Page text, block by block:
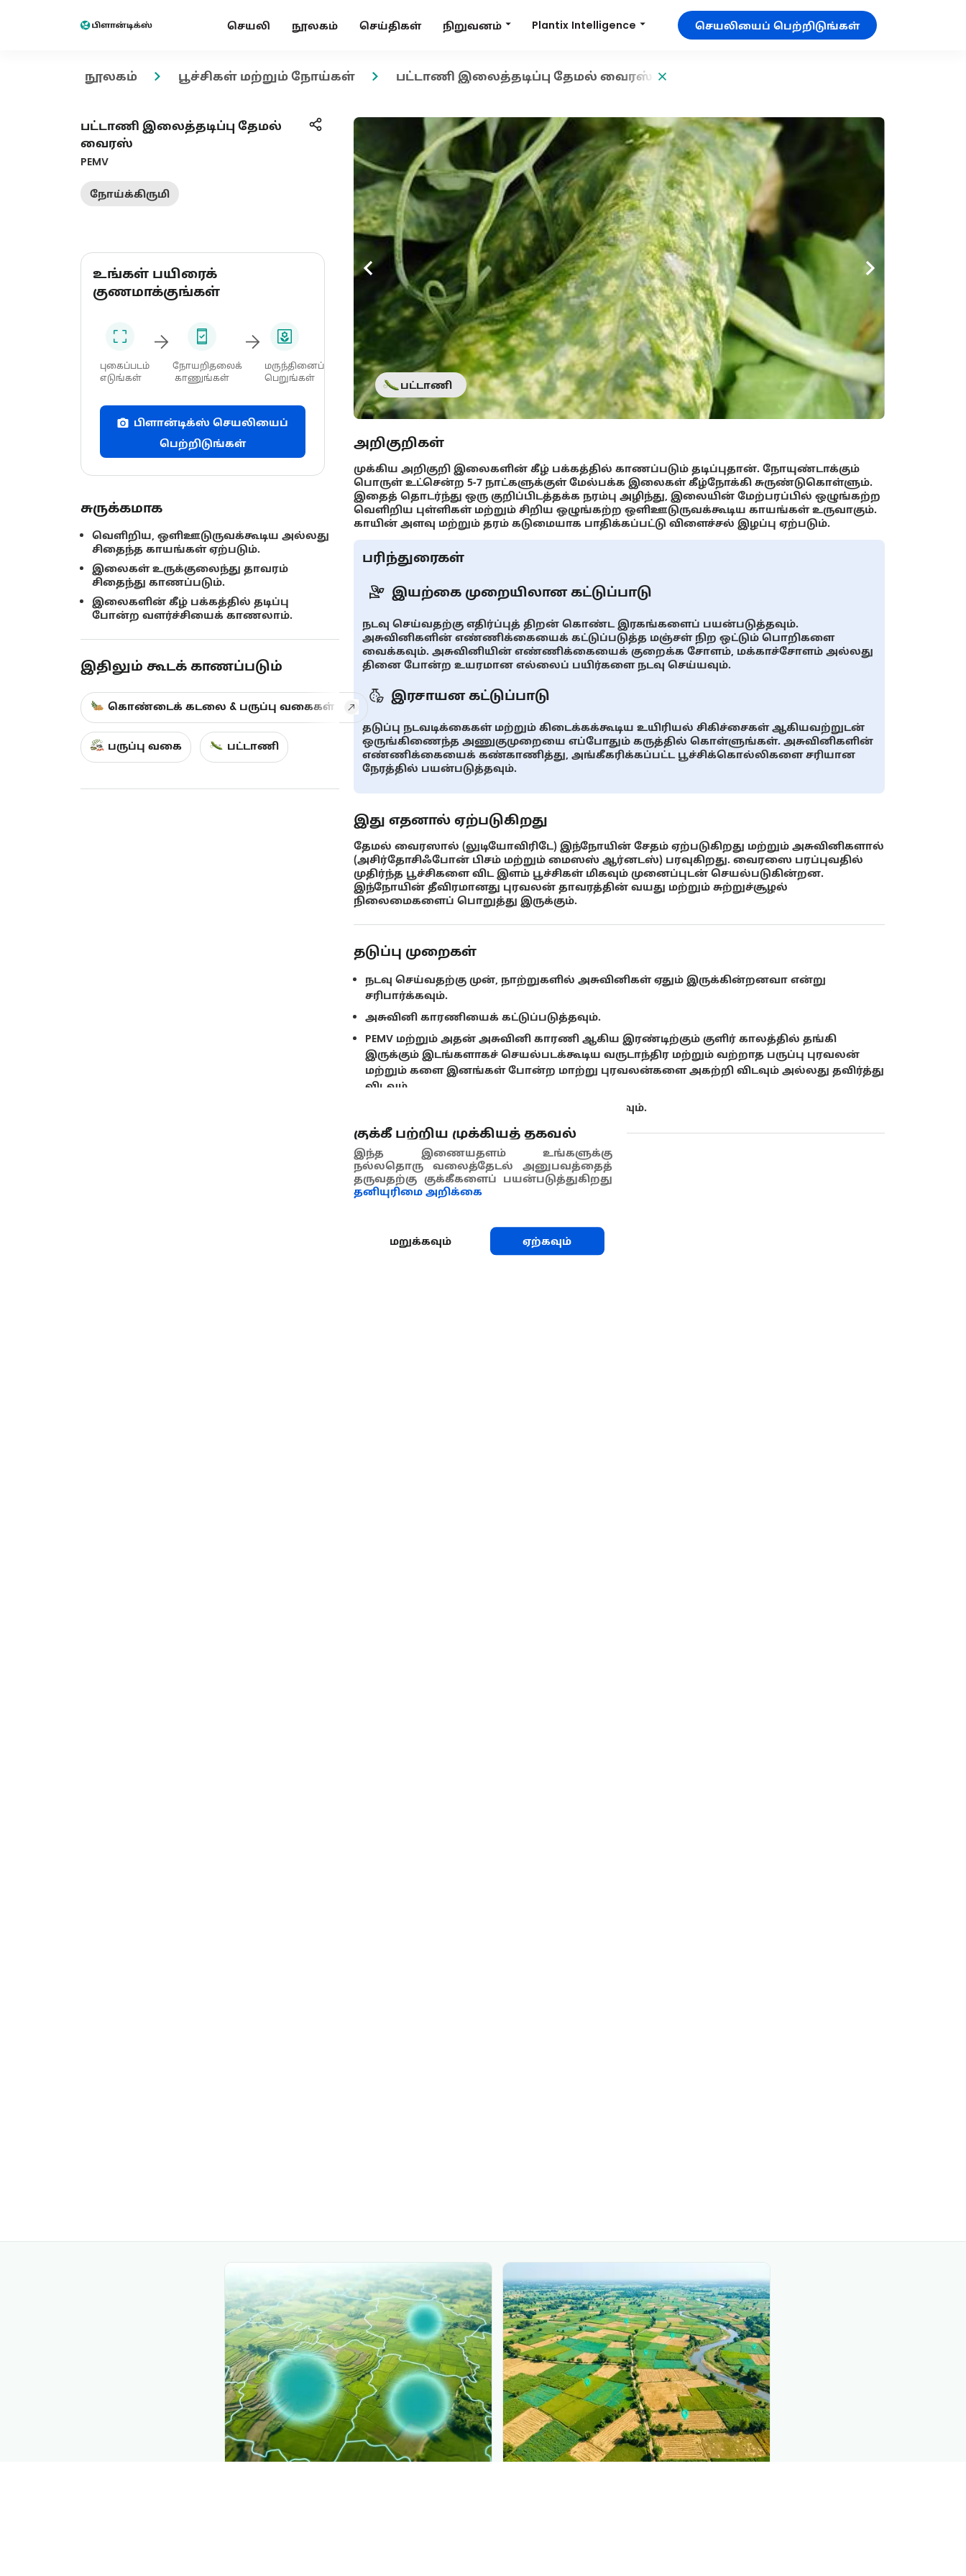
செயலி நூலகம் செய்திகள் நிறுவனம் Plantix Intelligence செயலியைப் பெற்றிடுங்கள்
நூலகம் பூச்சிகள் மற்றும் நோய்கள் பட்டாணி இலைத்தடிப்பு தேமல் வைரஸ்
பட்டாணி இலைத்தடிப்பு தேமல்
வைரஸ்
PEMV
நோய்க்கிருமி
உங்கள் பயிரைக்
குணமாக்குங்கள்
புகைப்படம்
எடுங்கள்
நோயறிதலைக்
காணுங்கள்
மருந்தினைப்
பெறுங்கள்
பிளான்டிக்ஸ் செயலியைப்
பெற்றிடுங்கள்
சுருக்கமாக
வெளிறிய, ஒளிஊடுருவக்கூடிய அல்லது
சிதைந்த காயங்கள் ஏற்படும்.
இலைகள் உருக்குலைந்து தாவரம்
சிதைந்து காணப்படும்.
இலைகளின் கீழ் பக்கத்தில் தடிப்பு
போன்ற வளர்ச்சியைக் காணலாம்.
இதிலும் கூடக் காணப்படும்
கொண்டைக் கடலை & பருப்பு வகைகள்
பருப்பு வகை பட்டாணி
பட்டாணி
அறிகுறிகள்
முக்கிய அறிகுறி இலைகளின் கீழ் பக்கத்தில் காணப்படும் தடிப்புதான். நோயுண்டாக்கும்
பொருள் உட்சென்ற 5-7 நாட்களுக்குள் மேல்பக்க இலைகள் கீழ்நோக்கி சுருண்டுகொள்ளும்.
இதைத் தொடர்ந்து ஒரு குறிப்பிடத்தக்க நரம்பு அழிந்து, இலையின் மேற்பரப்பில் ஒழுங்கற்ற
வெளிறிய புள்ளிகள் மற்றும் சிறிய ஒழுங்கற்ற ஒளிஊடுருவக்கூடிய காயங்கள் உருவாகும்.
காயின் அளவு மற்றும் தரம் கடுமையாக பாதிக்கப்பட்டு விளைச்சல் இழப்பு ஏற்படும்.
பரிந்துரைகள்
இயற்கை முறையிலான கட்டுப்பாடு
நடவு செய்வதற்கு எதிர்ப்புத் திறன் கொண்ட இரகங்களைப் பயன்படுத்தவும்.
அசுவினிகளின் எண்ணிக்கையைக் கட்டுப்படுத்த மஞ்சள் நிற ஒட்டும் பொறிகளை
வைக்கவும். அசுவினியின் எண்ணிக்கையைக் குறைக்க சோளம், மக்காச்சோளம் அல்லது
தினை போன்ற உயரமான எல்லைப் பயிர்களை நடவு செய்யவும்.
இரசாயன கட்டுப்பாடு
தடுப்பு நடவடிக்கைகள் மற்றும் கிடைக்கக்கூடிய உயிரியல் சிகிச்சைகள் ஆகியவற்றுடன்
ஒருங்கிணைந்த அணுகுமுறையை எப்போதும் கருத்தில் கொள்ளுங்கள். அசுவினிகளின்
எண்ணிக்கையைக் கண்காணித்து, அங்கீகரிக்கப்பட்ட பூச்சிக்கொல்லிகளை சரியான
நேரத்தில் பயன்படுத்தவும்.
இது எதனால் ஏற்படுகிறது
தேமல் வைரஸால் (லுடியோவிரிடே) இந்நோயின் சேதம் ஏற்படுகிறது மற்றும் அசுவினிகளால்
(அசிர்தோசிஃபோன் பிசம் மற்றும் மைஸஸ் ஆர்னடஸ்) பரவுகிறது. வைரஸை பரப்புவதில்
முதிர்ந்த பூச்சிகளை விட இளம் பூச்சிகள் மிகவும் முனைப்புடன் செயல்படுகின்றன.
இந்நோயின் தீவிரமானது புரவலன் தாவரத்தின் வயது மற்றும் சுற்றுச்சூழல்
நிலைமைகளைப் பொறுத்து இருக்கும்.
தடுப்பு முறைகள்
நடவு செய்வதற்கு முன், நாற்றுகளில் அசுவினிகள் ஏதும் இருக்கின்றனவா என்று
சரிபார்க்கவும்.
அசுவினி காரணியைக் கட்டுப்படுத்தவும்.
PEMV மற்றும் அதன் அசுவினி காரணி ஆகிய இரண்டிற்கும் குளிர் காலத்தில் தங்கி
இருக்கும் இடங்களாகச் செயல்படக்கூடிய வருடாந்திர மற்றும் வற்றாத பருப்பு புரவலன்
மற்றும் களை இனங்கள் போன்ற மாற்று புரவலன்களை அகற்றி விடவும் அல்லது தவிர்த்து
விடவும்.
காரணிகளின் எண்ணிக்கையைச் சமாளிக்கவும்.
பகிரவும்
குக்கீ பற்றிய முக்கியத் தகவல்
இந்த இணையதளம் உங்களுக்கு
நல்லதொரு வலைத்தேடல் அனுபவத்தைத்
தருவதற்கு குக்கீகளைப் பயன்படுத்துகிறது
தனியுரிமை அறிக்கை
மறுக்கவும் ஏற்கவும்